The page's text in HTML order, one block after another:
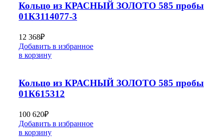
Кольцо из КРАСНЫЙ ЗОЛОТО 585 пробы
01К3114077-3
12 368₽
Добавить в избранное
в корзину
Кольцо из КРАСНЫЙ ЗОЛОТО 585 пробы
01К615312
100 620₽
Добавить в избранное
в корзину